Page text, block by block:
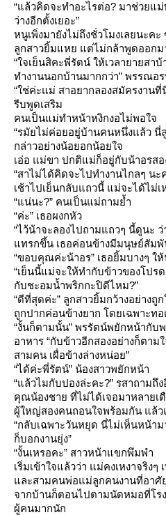
“แล้วคิดจะทำอะไรต่อ? มาช่วยแ
ว่างอีกตั้งเยอะ”
หนูเพิ่งมายังไม่ถึงชั่วโมงเลยนะค
ลูกสาวยิ้มแหย แต่ไม่กล้าพูดออกม
“ใจเย็นสิคะพี่รัตน์ ให้เวลายายสา
ทำงานนอกบ้านมากกว่า” พรรณอ
“ใช่ค่ะแม่ สาอยากลองสมัครงานที่
รีบพูดเสริม
คนเป็นแม่ทำหน้าหงิกงอไม่พอใจ
“รมัยไม่ค่อยอยู่บ้านคนหนึ่งแล้ว นี่
กล่าวอย่างน้อยอกน้อยใจ
เอ่อ แม่ขา ปกติแม่ก็อยู่กับน้าอรส
“สาไม่ได้คิดจะไปทำงานไกลๆ น
เช้าไปเย็นกลับแถวนี้ แม่จะได้ไม่เ
“แน่นะ?” คนเป็นแม่ถามย้ำ
“ค่ะ” เธอผงกหัว
“ไว้น้าจะลองไปถามแถวๆ นี้ดูนะ
ทรกขึ้น เธอค่อนข้างมีมนุษย์สัมพั
“ขอบคุณค่ะน้าอร” เธอยิ้มบางๆ ใ
“เย็นนี้แม่จะให้ทำกับข้าวของโปร
กับชะอมน้ำพริกกะปิดีไหม?”
“ดีที่สุดค่ะ” ลูกสาวยิ้มกว้างอย่าง
ถูกปากค่อนข้างยาก โดยเฉพาะท
“งั้นก็ตามนั้น” พรรัตน์พยักหน้ากับ
อาหาร “กับข้าวอีกสองอย่างก็ตาม
สามคน เผื่อข้างล่างหน่อย”
“ได้ค่ะพี่รัตน์” น้องสาวพยักหน้า
“แล้วไมกับปองล่ะคะ?” รสาถามถึ
คุณน้องชาย ที่ไม่ได้เจอมาหลายเ
ผู้ใหญ่สองคนถอนใจพร้อมกัน แล้
“กลับเฉพาะวันหยุด นี่ไม่เห็นหน้า
ก็บอกงานยุ่ง”
“งั้นเหรอคะ” สาวหน้าแขกพึมพำ
เริ่มเข้าใจแล้วว่า แม่คงเหงาจริง
ละสามคนพ่อแม่ลูกคนงานที่อาศัย
จากบ้านก็ตอนไปตามนัดหมอที่โร
ผู้คนมากนัก